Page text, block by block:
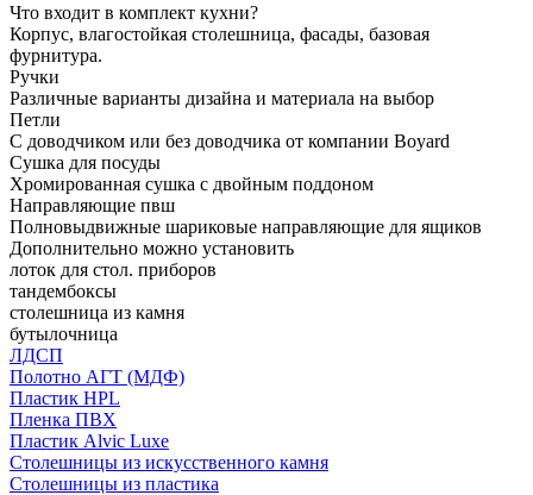
Что входит в комплект кухни?
Корпус, влагостойкая столешница, фасады, базовая
фурнитура.
Ручки
Различные варианты дизайна и материала на выбор
Петли
С доводчиком или без доводчика от компании Boyard
Сушка для посуды
Хромированная сушка с двойным поддоном
Направляющие пвш
Полновыдвижные шариковые направляющие для ящиков
Дополнительно можно установить
лоток для стол. приборов
тандембоксы
столешница из камня
бутылочница
ЛДСП
Полотно АГТ (МДФ)
Пластик HPL
Пленка ПВХ
Пластик Alvic Luxe
Столешницы из искусственного камня
Столешницы из пластика